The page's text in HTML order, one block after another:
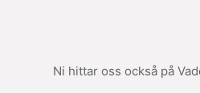
Ni hittar oss också på